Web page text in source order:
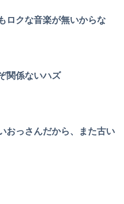
ロクな音楽が無いからな
関係ないハズ
おっさんだから、また古い